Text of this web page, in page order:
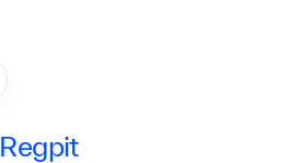
Regpit